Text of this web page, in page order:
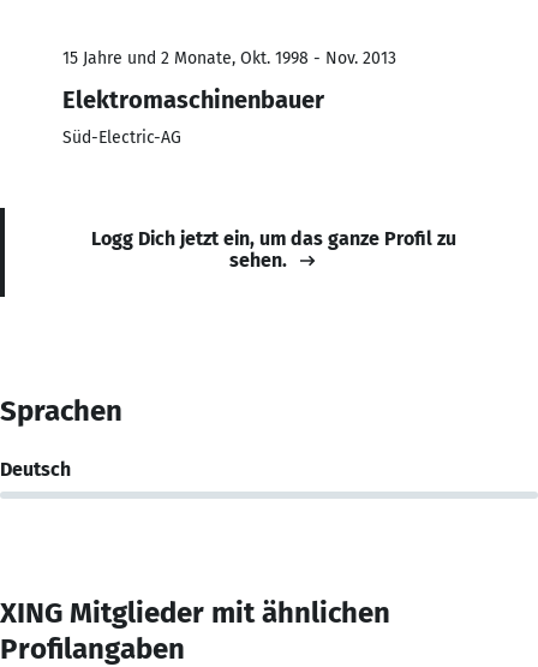
15 Jahre und 2 Monate, Okt. 1998 - Nov. 2013
Elektromaschinenbauer
Süd-Electric-AG
Logg Dich jetzt ein, um das ganze Profil zu
sehen.
Sprachen
Deutsch
XING Mitglieder mit ähnlichen
Profilangaben